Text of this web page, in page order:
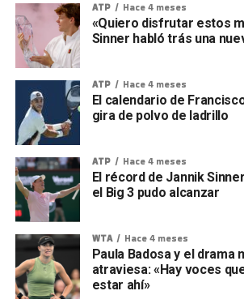
ATP Hace 4 meses
«Quiero disfrutar estos
Sinner habló trás una
ATP Hace 4 meses
El calendario de
gira de polvo de ladrillo
ATP Hace 4 meses
El récord de Jannik
el Big 3 pudo alcanzar
WTA Hace 4 meses
Paula Badosa y el drama
atraviesa: «Hay voces
estar ahí»